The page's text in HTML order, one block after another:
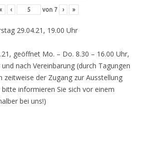
‹ von 7 › »
29.04.21, 19.00 Uhr
geöffnet Mo. – Do. 8.30 – 16.00 Uhr,
und nach Vereinbarung (durch Tagungen
zeitweise der Zugang zur Ausstellung
informieren Sie sich vor einem
bei uns!)